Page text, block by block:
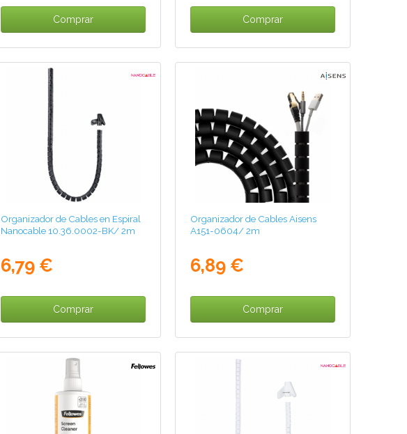
Comprar Comprar
Organizador de Cables en Espiral
Nanocable 10.36.0002-BK/ 2m
6,79 €
Comprar
Organizador de Cables Aisens
A151-0604/ 2m
6,89 €
Comprar